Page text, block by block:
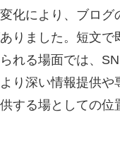
化により、ブログ
りました。短文で
れる場面では、
り深い情報提供や
する場としての位